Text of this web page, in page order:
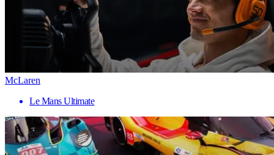
McLaren
Le Mans Ultimate